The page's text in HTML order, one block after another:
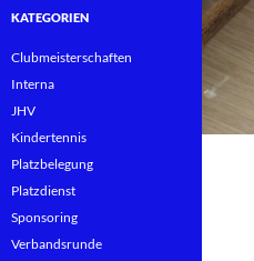
KATEGORIEN
Clubmeisterschaften
Interna
JHV
Kindertennis
Platzbelegung
Platzdienst
Sponsoring
Verbandsrunde